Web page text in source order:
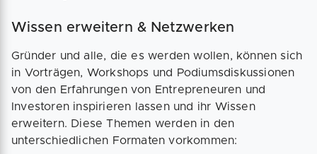
Wissen erweitern & Netzwerken
Gründer und alle, die es werden wollen, können sich
in Vorträgen, Workshops und Podiumsdiskussionen
von den Erfahrungen von Entrepreneuren und
Investoren inspirieren lassen und ihr Wissen
erweitern. Diese Themen werden in den
unterschiedlichen Formaten vorkommen: